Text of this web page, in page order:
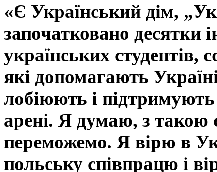
«Є Український дім,
започатковано десятки
українських студентів,
які допомагають
лобіюють і
арені. Я думаю, з
переможемо. Я вірю в
польську співпрацю і